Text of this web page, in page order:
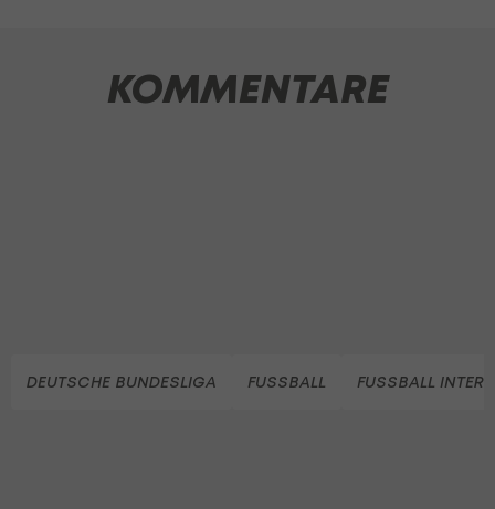
KOMMENTARE
DEUTSCHE BUNDESLIGA FUSSBALL FUSSBALL